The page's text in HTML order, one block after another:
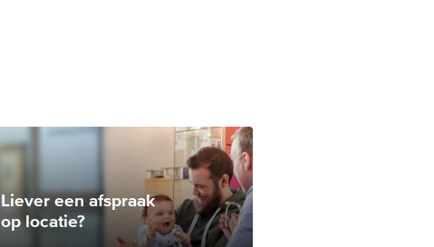
Liever een afspraak
op locatie?